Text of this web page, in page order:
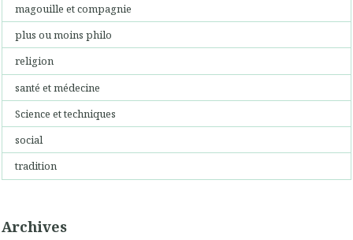
magouille et compagnie
plus ou moins philo
religion
santé et médecine
Science et techniques
social
tradition
Archives